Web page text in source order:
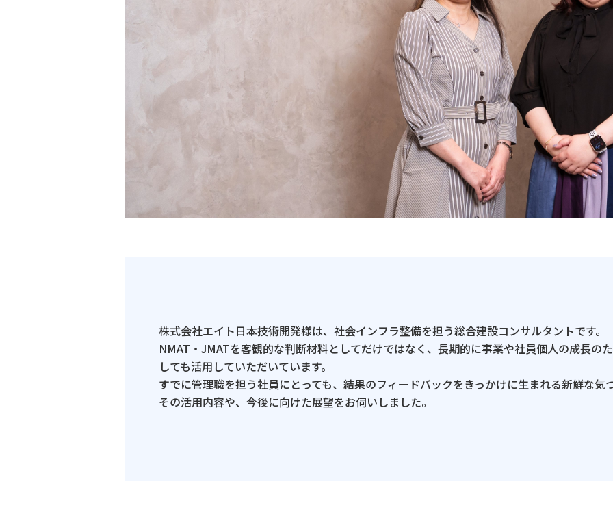
株式会社エイト日本技術開発様は、社会インフラ整備を担う総合建設コンサルタントです。
NMAT・JMATを客観的な判断材料としてだけではなく、長期的に事業や社員個人の成長の
しても活用していただいています。
すでに管理職を担う社員にとっても、結果のフィードバックをきっかけに生まれる新鮮な気
その活用内容や、今後に向けた展望をお伺いしました。